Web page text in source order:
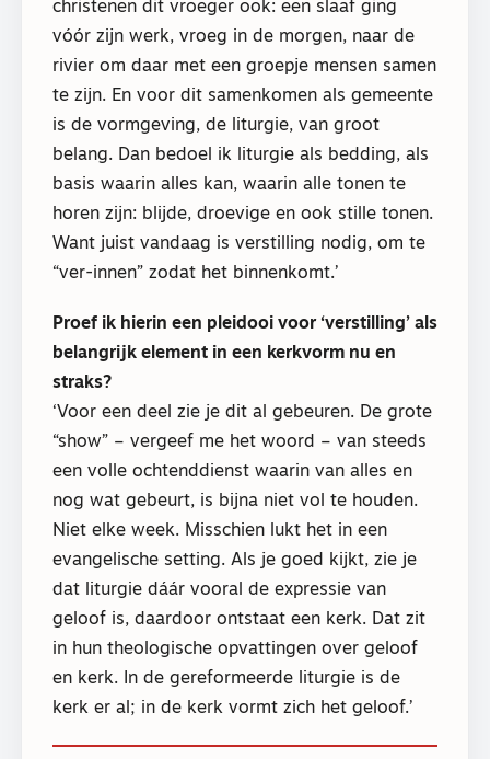
christenen dit vroeger ook: een slaaf ging
vóór zijn werk, vroeg in de morgen, naar de
rivier om daar met een groepje mensen samen
te zijn. En voor dit samenkomen als gemeente
is de vormgeving, de liturgie, van groot
belang. Dan bedoel ik liturgie als bedding, als
basis waarin alles kan, waarin alle tonen te
horen zijn: blijde, droevige en ook stille tonen.
Want juist vandaag is verstilling nodig, om te
“ver-innen” zodat het binnenkomt.’
Proef ik hierin een pleidooi voor ‘verstilling’ als
belangrijk element in een kerkvorm nu en
straks?
‘Voor een deel zie je dit al gebeuren. De grote
“show” – vergeef me het woord – van steeds
een volle ochtenddienst waarin van alles en
nog wat gebeurt, is bijna niet vol te houden.
Niet elke week. Misschien lukt het in een
evangelische setting. Als je goed kijkt, zie je
dat liturgie dáár vooral de expressie van
geloof is, daardoor ontstaat een kerk. Dat zit
in hun theologische opvattingen over geloof
en kerk. In de gereformeerde liturgie is de
kerk er al; in de kerk vormt zich het geloof.’